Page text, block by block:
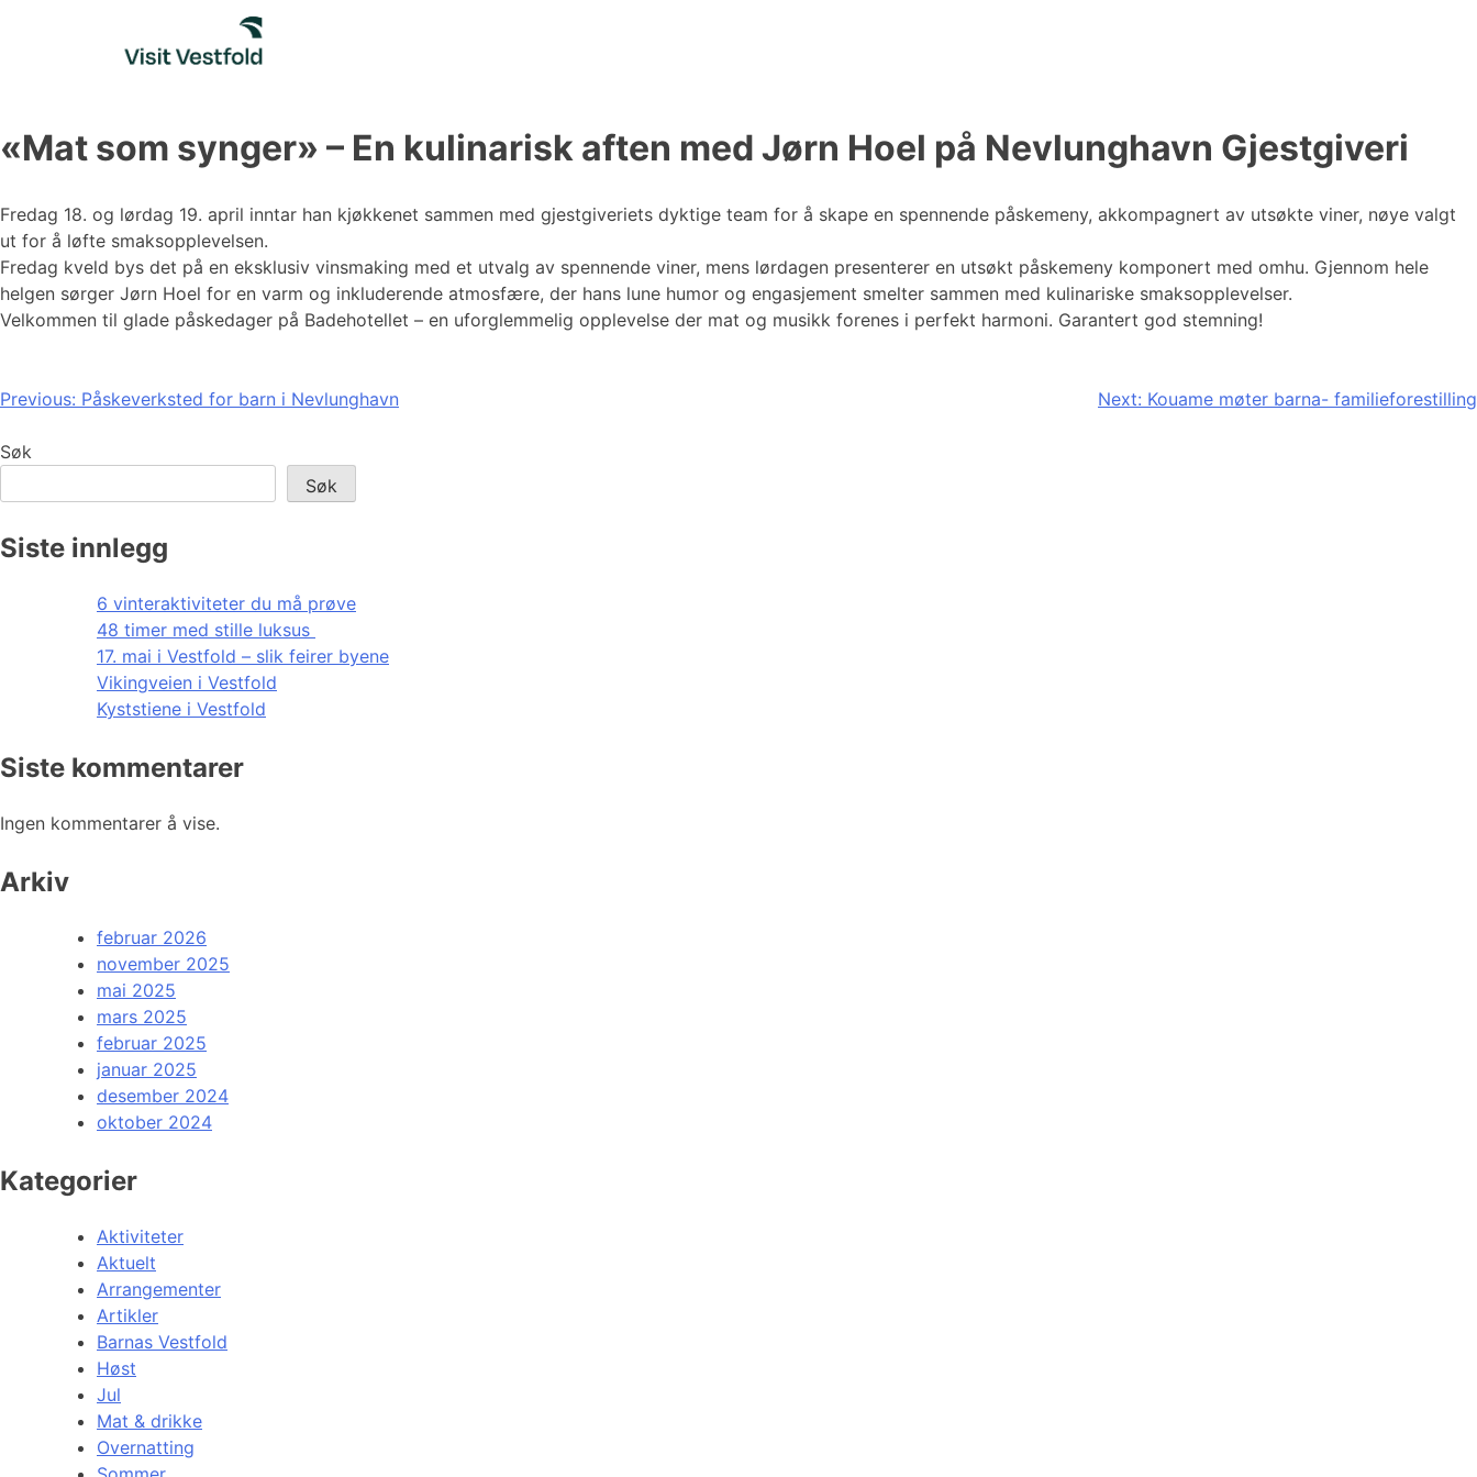
«Mat som synger» – En kulinarisk aften med Jørn Hoel på Nevlunghavn Gjestgiveri
Fredag 18. og lørdag 19. april inntar han kjøkkenet sammen med gjestgiveriets dyktige team for å skape en spennende påskemeny, akkompagnert av utsøkte viner, nøye valgt
ut for å løfte smaksopplevelsen.
Fredag kveld bys det på en eksklusiv vinsmaking med et utvalg av spennende viner, mens lørdagen presenterer en utsøkt påskemeny komponert med omhu. Gjennom hele
helgen sørger Jørn Hoel for en varm og inkluderende atmosfære, der hans lune humor og engasjement smelter sammen med kulinariske smaksopplevelser.
Velkommen til glade påskedager på Badehotellet – en uforglemmelig opplevelse der mat og musikk forenes i perfekt harmoni. Garantert god stemning!
Innleggsnavigasjon
Previous: Påskeverksted for barn i Nevlunghavn Next: Kouame møter barna- familieforestilling
Søk
Søk
Siste innlegg
6 vinteraktiviteter du må prøve
48 timer med stille luksus
17. mai i Vestfold – slik feirer byene
Vikingveien i Vestfold
Kyststiene i Vestfold
Siste kommentarer
Ingen kommentarer å vise.
Arkiv
februar 2026
november 2025
mai 2025
mars 2025
februar 2025
januar 2025
desember 2024
oktober 2024
Kategorier
Aktiviteter
Aktuelt
Arrangementer
Artikler
Barnas Vestfold
Høst
Jul
Mat & drikke
Overnatting